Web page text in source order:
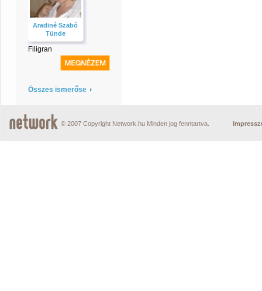
Aradiné Szabó
Tünde
Filigran
Összes ismerőse
© 2007 Copyright Network.hu Minden jog fenntartva.